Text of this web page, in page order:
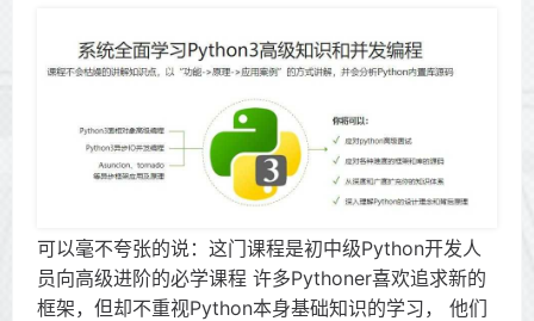
可以毫不夸张的说：这门课程是初中级Python开发人
员向高级进阶的必学课程 许多Pythoner喜欢追求新的
框架，但却不重视Python本身基础知识的学习， 他们